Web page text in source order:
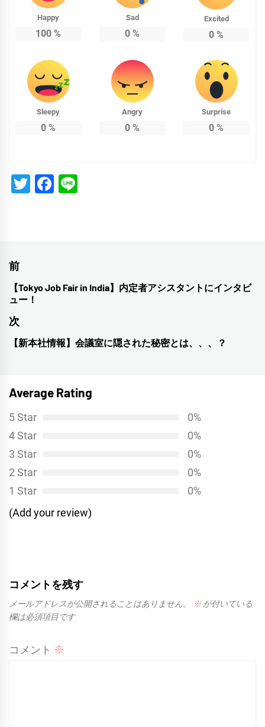
Happy
100 %
Sad
0 %
Excited
0 %
Sleepy
0 %
Angry
0 %
Surprise
0 %
TwitterFacebook
投
稿
ビ
ゲ
シ
ョ
ン
前
前
の
投
稿:
【Tokyo Job Fair in India】内定者アシスタントにインタビ
ュー！
次
次
稿:
【新本社情報】会議室に隠された秘密とは、、、？
Average Rating
5 Star
0%
4 Star
0%
3 Star
0%
2 Star
0%
1 Star
0%
(Add your review)
コメントを残す
メールアドレスが公開されることはありません。 ※ が付いている
欄は必須項目です
コメント ※